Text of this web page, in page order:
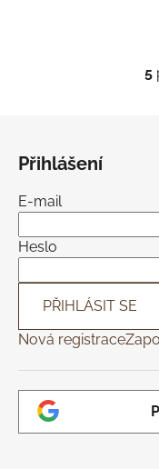
5
Přihlášení
E-mail
Heslo
PŘIHLÁSIT SE
Nová registrace